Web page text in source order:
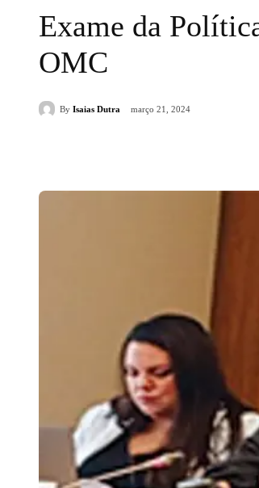
Exame da
OMC
By Isaias Dutra março 21, 2024